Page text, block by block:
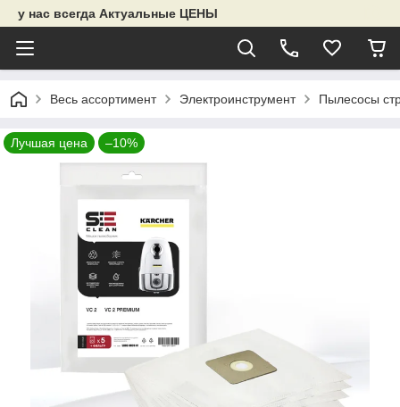
у нас всегда Актуальные ЦЕНЫ
Весь ассортимент Электроинструмент Пылесосы
Лучшая цена –10%